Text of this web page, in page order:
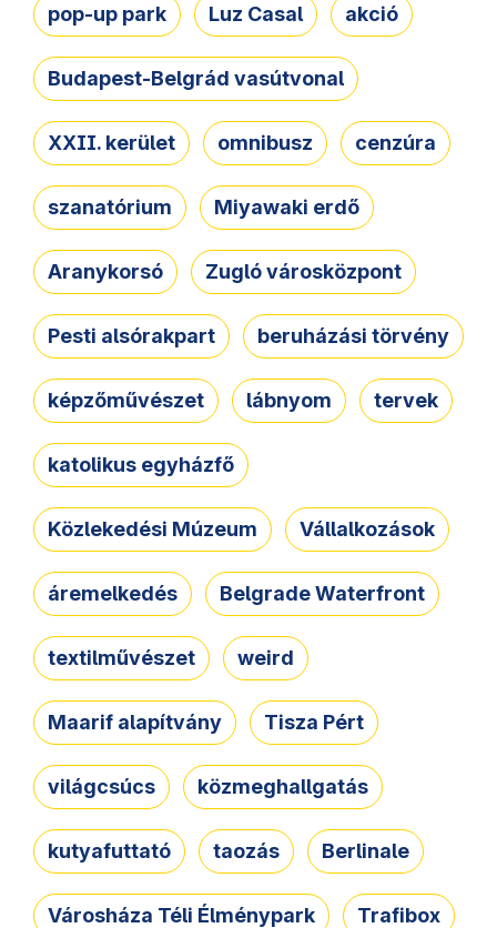
pop-up park Luz Casal akció
Budapest-Belgrád vasútvonal
XXII. kerület omnibusz cenzúra
szanatórium Miyawaki erdő
Aranykorsó Zugló városközpont
Pesti alsórakpart beruházási törvény
képzőművészet lábnyom tervek
katolikus egyházfő
Közlekedési Múzeum Vállalkozások
áremelkedés Belgrade Waterfront
textilművészet weird
Maarif alapítvány Tisza Pért
világcsúcs közmeghallgatás
kutyafuttató taozás Berlinale
Városháza Téli Élménypark Trafibox